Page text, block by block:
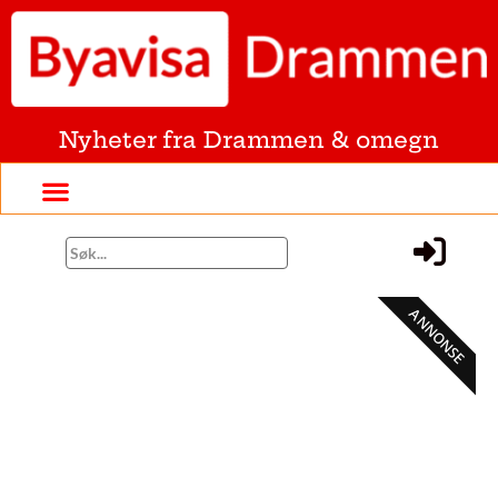
Nyheter fra Drammen & omegn
ANNONSE